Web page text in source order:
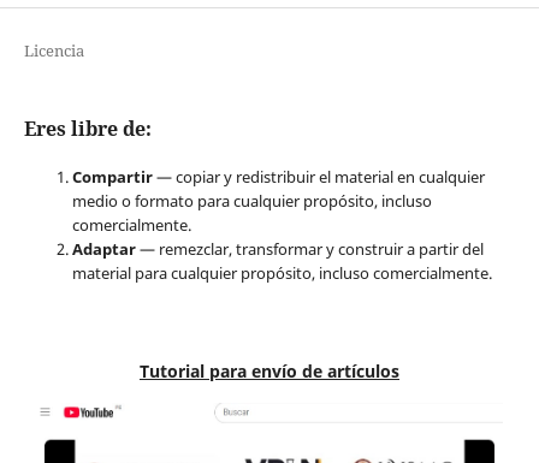
Licencia
Eres libre de:
Compartir— copiar y redistribuir el material en cualquier
medio o formato para cualquier propósito, incluso
comercialmente.
Adaptar— remezclar, transformar y construir a partir del
material para cualquier propósito, incluso comercialmente.
Tutorial para envío de artículos